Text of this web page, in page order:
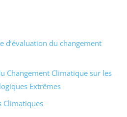
d’évaluation du changement
Changement Climatique sur les
Extrêmes
Climatiques